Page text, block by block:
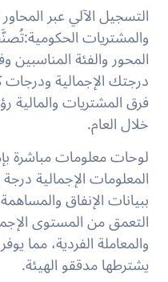
التسجيل الآلي عبر
والمشتريات الحكومية:
المحور والفئة
درجتك الإجمالية
فرق المشتريات والمالية
خلال العام.
لوحات معلومات مباشرة
المعلومات الإجمالية
ببيانات الإنفاق
التعمق من المستوى
والمعاملة الفردية، مما
يشترطها مدققو الهيئة.